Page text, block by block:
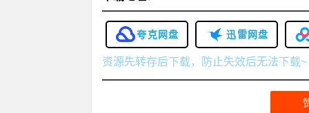
夸克网盘 迅雷网盘
资源先转存后下载，防止失效后无法下载~